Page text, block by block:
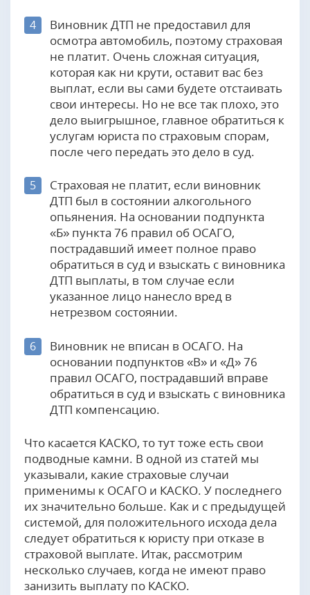
4
Виновник ДТП не предоставил для
осмотра автомобиль, поэтому страховая
не платит. Очень сложная ситуация,
которая как ни крути, оставит вас без
выплат, если вы сами будете отстаивать
свои интересы. Но не все так плохо, это
дело выигрышное, главное обратиться к
услугам юриста по страховым спорам,
после чего передать это дело в суд.
5
Страховая не платит, если виновник
ДТП был в состоянии алкогольного
опьянения. На основании подпункта
«Б» пункта 76 правил об ОСАГО,
пострадавший имеет полное право
обратиться в суд и взыскать с виновника
ДТП выплаты, в том случае если
указанное лицо нанесло вред в
нетрезвом состоянии.
6
Виновник не вписан в ОСАГО. На
основании подпунктов «В» и «Д» 76
правил ОСАГО, пострадавший вправе
обратиться в суд и взыскать с виновника
ДТП компенсацию.
Что касается КАСКО, то тут тоже есть свои
подводные камни. В одной из статей мы
указывали, какие страховые случаи
применимы к ОСАГО и КАСКО. У последнего
их значительно больше. Как и с предыдущей
системой, для положительного исхода дела
следует обратиться к юристу при отказе в
страховой выплате. Итак, рассмотрим
несколько случаев, когда не имеют право
занизить выплату по КАСКО.